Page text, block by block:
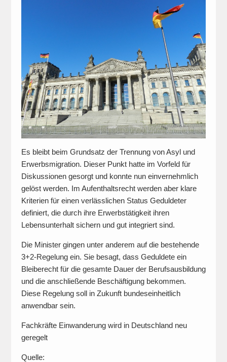
Es bleibt beim Grundsatz der Trennung von Asyl und
Erwerbsmigration. Dieser Punkt hatte im Vorfeld für
Diskussionen gesorgt und konnte nun einvernehmlich
gelöst werden. Im Aufenthaltsrecht werden aber klare
Kriterien für einen verlässlichen Status Geduldeter
definiert, die durch ihre Erwerbstätigkeit ihren
Lebensunterhalt sichern und gut integriert sind.
Die Minister gingen unter anderem auf die bestehende
3+2-Regelung ein. Sie besagt, dass Geduldete ein
Bleiberecht für die gesamte Dauer der Berufsausbildung
und die anschließende Beschäftigung bekommen.
Diese Regelung soll in Zukunft bundeseinheitlich
anwendbar sein.
Fachkräfte Einwanderung wird in Deutschland neu
geregelt
Quelle: